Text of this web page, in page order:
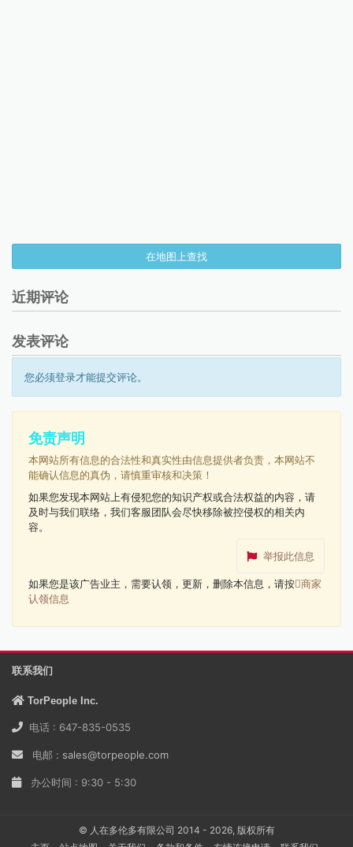
在地图上查找
近期评论
发表评论
您必须登录才能提交评论。
免责声明
本网站所有信息的合法性和真实性由信息提供者负责，本网站不
能确认信息的真伪，请慎重审核和决策！
如果您发现本网站上有侵犯您的知识产权或合法权益的内容，请
及时与我们联络，我们客服团队会尽快移除被控侵权的相关内
容。
举报此信息
如果您是该广告业主，需要认领，更新，删除本信息，请按 商家
认领信息
联系我们
TorPeople Inc.
电话 : 647-835-0535
电邮 : sales@torpeople.com
办公时间 : 9:30 - 5:30
© 人在多伦多有限公司 2014 - 2026, 版权所有